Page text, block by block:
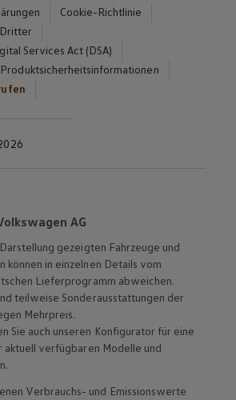
Cookie-Richtlinie
Services Act (DSA)
Produktsicherheitsinformationen
AG
gezeigten Fahrzeuge und
können in einzelnen Details vom
Lieferprogramm abweichen.
teilweise Sonderausstattungen der
Mehrpreis.
Sie auch unseren Konfigurator für eine
aktuell verfügbaren Modelle und
Verbrauchs- und Emissionswerte